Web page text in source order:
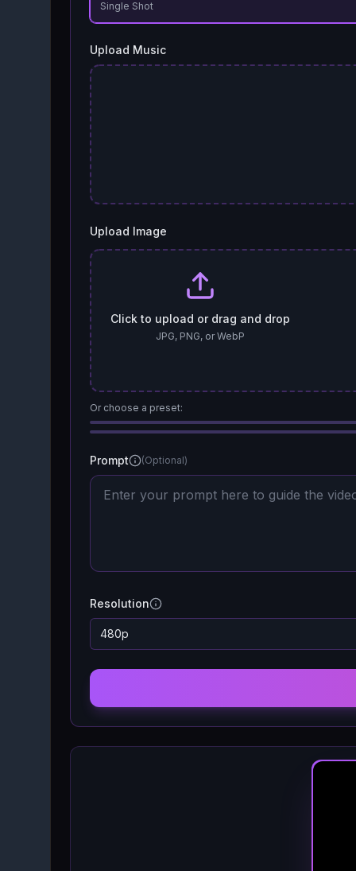
Single Shot
Upload Music
Upload Image
Click to upload or drag and drop
JPG, PNG, or WebP
Or choose a preset:
Prompt (Optional)
Resolution
480p